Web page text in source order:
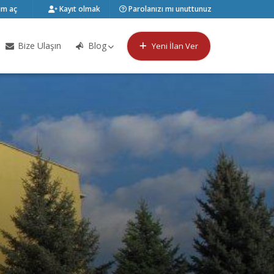
aç Kayıt olmak Parolanızı mı unuttunuz
Bize Ulaşın Blog Yeni İlan Ver